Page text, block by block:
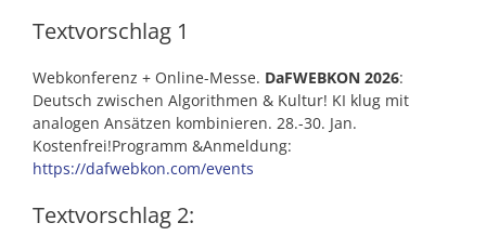
Textvorschlag 1
Webkonferenz + Online-Messe. DaFWEBKON 2026:
Deutsch zwischen Algorithmen & Kultur! KI klug mit
analogen Ansätzen kombinieren. 28.-30. Jan.
Kostenfrei!Programm &Anmeldung:
https://dafwebkon.com/events
Textvorschlag 2: